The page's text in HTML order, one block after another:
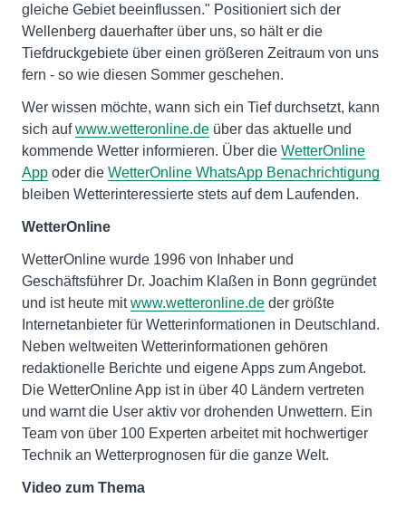
gleiche Gebiet beeinflussen." Positioniert sich der
Wellenberg dauerhafter über uns, so hält er die
Tiefdruckgebiete über einen größeren Zeitraum von uns
fern - so wie diesen Sommer geschehen.
Wer wissen möchte, wann sich ein Tief durchsetzt, kann
sich aufwww.wetteronline.de über das aktuelle und
kommende Wetter informieren. Über die WetterOnline
App oder die WetterOnline WhatsApp Benachrichtigung
bleiben Wetterinteressierte stets auf dem Laufenden.
WetterOnline
WetterOnline wurde 1996 von Inhaber und
Geschäftsführer Dr. Joachim Klaßen in Bonn gegründet
und ist heute mitwww.wetteronline.de der größte
Internetanbieter für Wetterinformationen in Deutschland.
Neben weltweiten Wetterinformationen gehören
redaktionelle Berichte und eigene Apps zum Angebot.
Die WetterOnline App ist in über 40 Ländern vertreten
und warnt die User aktiv vor drohenden Unwettern. Ein
Team von über 100 Experten arbeitet mit hochwertiger
Technik an Wetterprognosen für die ganze Welt.
Video zum Thema